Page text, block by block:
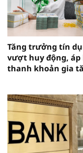
Tăng trưởng tín
vượt huy động, áp
thanh khoản gia